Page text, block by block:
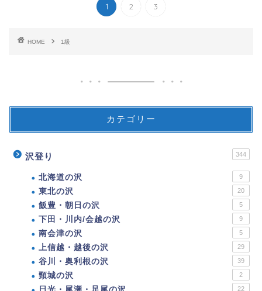
1 2 3
HOME 1級
カテゴリー
沢登り 344
北海道の沢 9
東北の沢 20
飯豊・朝日の沢 5
下田・川内/会越の沢 9
南会津の沢 5
上信越・越後の沢 29
谷川・奥利根の沢 39
頸城の沢 2
22